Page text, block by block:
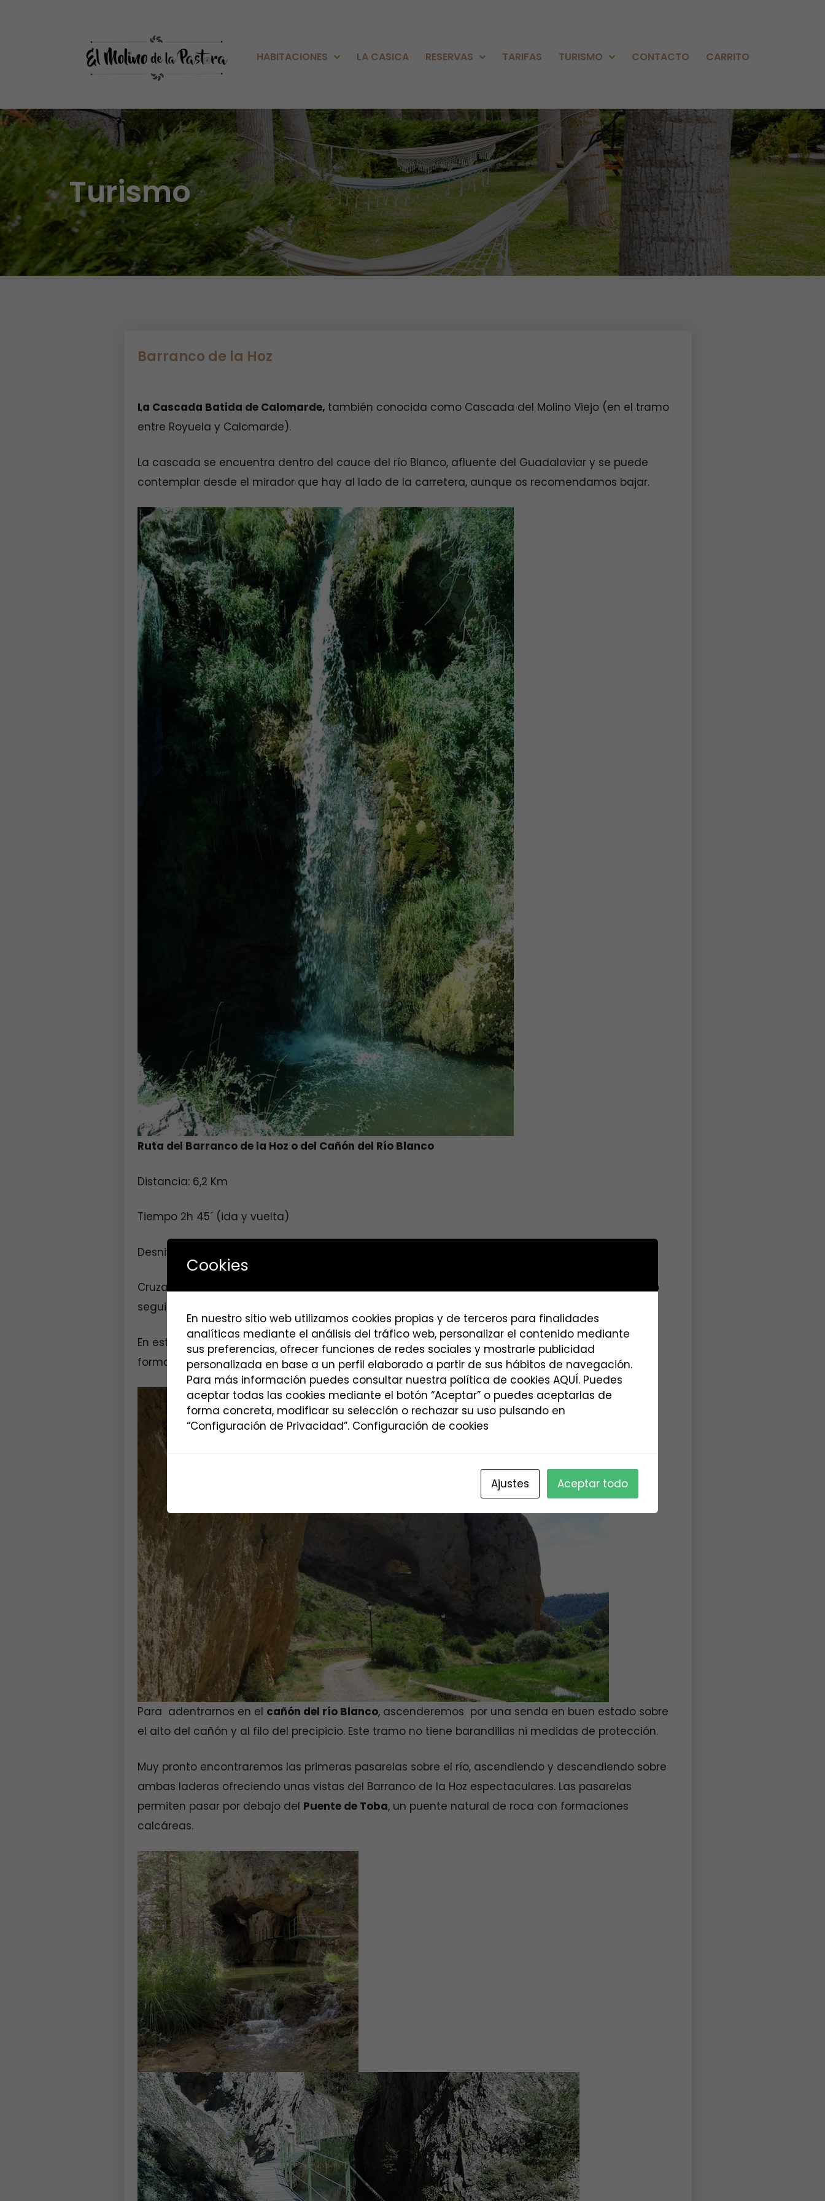
HABITACIONES LA CASICA RESERVAS TARIFAS TURISMO CONTACTO CARRITO
Turismo
Barranco de la Hoz
La Cascada Batida de Calomarde, también conocida como Cascada del Molino Viejo (en el tramo
entre Royuela y Calomarde).
La cascada se encuentra dentro del cauce del río Blanco, afluente del Guadalaviar y se puede
contemplar desde el mirador que hay al lado de la carretera, aunque os recomendamos bajar.
Ruta del Barranco de la Hoz o del Cañón del Río Blanco
Distancia: 6,2 Km
Tiempo 2h 45´ (ida y vuelta)
Desnivel 474 m
Cruzaremos el pueblo de Calomarde y a su salida, nos encontraremos un desvío a la derecha, lo
seguimos hasta llegar a una zona de columpios donde podremos dejar el coche aparcado.
En este punto ya podemos ver elMoricacho , una gran roca con una apertura en la ladera, con
forma de cueva.
Para adentrarnos en el cañón del río Blanco, ascenderemos por una senda en buen estado sobre
el alto del cañón y al filo del precipicio. Este tramo no tiene barandillas ni medidas de protección.
Muy pronto encontraremos las primeras pasarelas sobre el río, ascendiendo y descendiendo sobre
ambas laderas ofreciendo unas vistas del Barranco de la Hoz espectaculares. Las pasarelas
permiten pasar por debajo del Puente de Toba, un puente natural de roca con formaciones
calcáreas.
Cookies
En nuestro sitio web utilizamos cookies propias y de terceros para finalidades
analíticas mediante el análisis del tráfico web, personalizar el contenido mediante
sus preferencias, ofrecer funciones de redes sociales y mostrarle publicidad
personalizada en base a un perfil elaborado a partir de sus hábitos de navegación.
Para más información puedes consultar nuestra política de cookies AQUÍ. Puedes
aceptar todas las cookies mediante el botón “Aceptar” o puedes aceptarlas de
forma concreta, modificar su selección o rechazar su uso pulsando en
“Configuración de Privacidad”. Configuración de cookies
Ajustes Aceptar todo